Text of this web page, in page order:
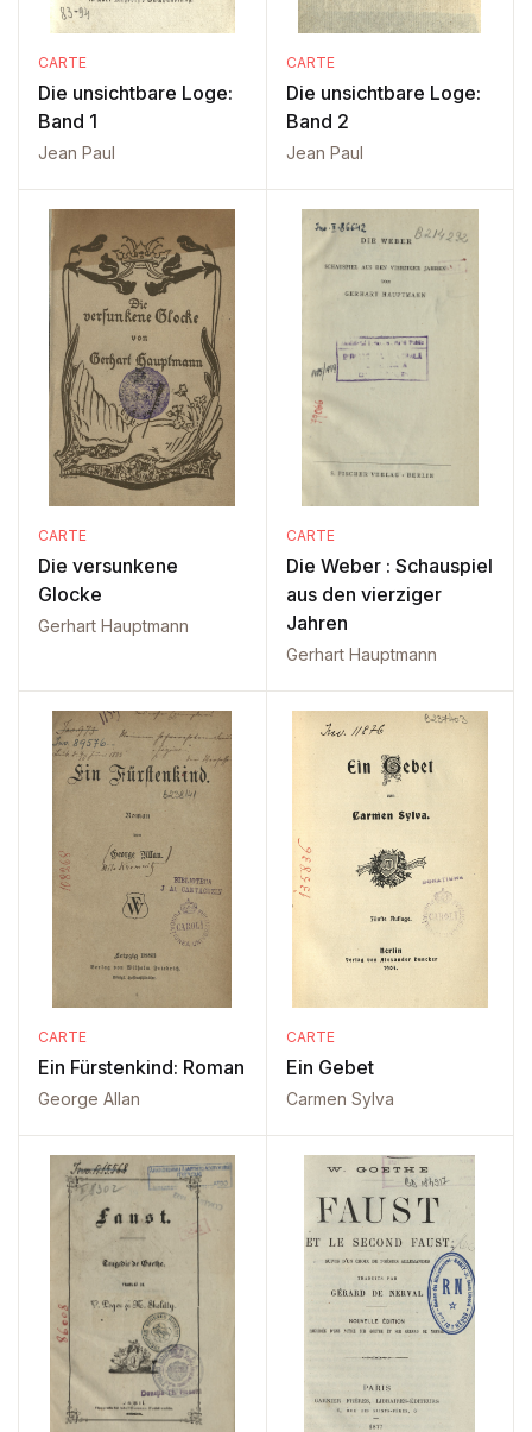
CARTE
Die unsichtbare Loge:
Band 1
Jean Paul
CARTE
Die unsichtbare Loge:
Band 2
Jean Paul
CARTE
Die versunkene
Glocke
Gerhart Hauptmann
CARTE
Die Weber : Schauspiel
aus den vierziger
Jahren
Gerhart Hauptmann
CARTE
Ein Fürstenkind: Roman
George Allan
CARTE
Ein Gebet
Carmen Sylva